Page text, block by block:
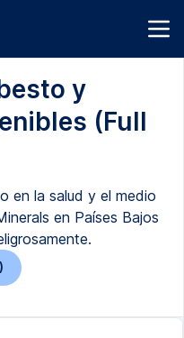
y
(Full
en la salud y el medio
en Países Bajos